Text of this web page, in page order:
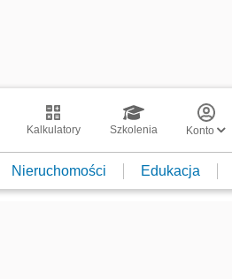
Kalkulatory Szkolenia Konto
Nieruchomości Edukacja